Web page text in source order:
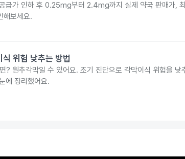
급가 인하 후 0.25mg부터 2.4mg까지 실제 약국 판매가,
해보세요.
위험 낮추는 방법
? 원추각막일 수 있어요. 조기 진단으로 각막이식 위험을 낮
에 정리했어요.